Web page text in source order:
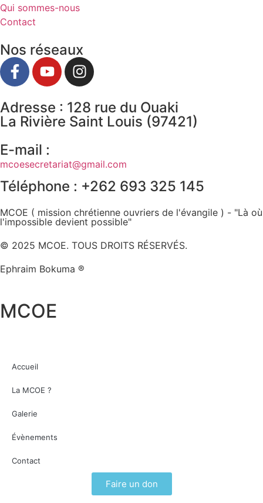
Qui sommes-nous
Contact
Nos réseaux
Adresse : 128 rue du Ouaki
La Rivière Saint Louis (97421)
E-mail :
mcoesecretariat@gmail.com
Téléphone : +262 693 325 145
MCOE ( mission chrétienne ouvriers de l'évangile ) - "Là où
l'impossible devient possible"
© 2025 MCOE. TOUS DROITS RÉSERVÉS.
Ephraim Bokuma ®
MCOE
Accueil
La MCOE ?
Galerie
Évènements
Contact
Faire un don